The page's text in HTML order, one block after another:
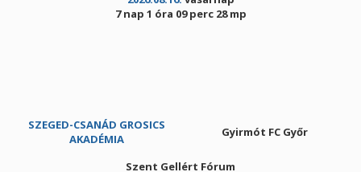
7 nap 1 óra 09 perc 28 mp
SZEGED-CSANÁD GROSICS
AKADÉMIA
Gyirmót FC Győr
Szent Gellért Fórum